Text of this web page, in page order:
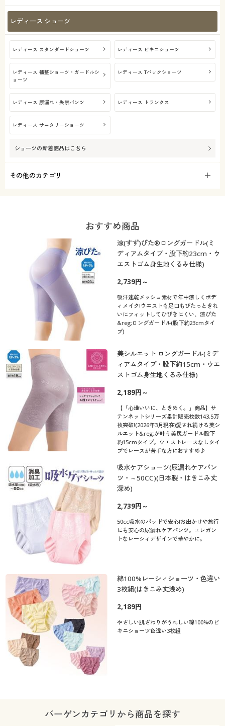
レディース ショーツ
レディース スタンダードショーツ レディース ビキニショーツ
レディース 補整ショーツ・ガードルシ
ョーツ
レディース Tバックショーツ
レディース 尿漏れ・失禁パンツ レディース トランクス
レディース サニタリーショーツ
ショーツの新着商品はこちら
その他のカテゴリ
おすすめ商品
涼(すず)ぴた®ロングガードル(ミ
ディアムタイプ・股下約23cm・ウ
エストゴム身生地くるみ仕様)
2,739円～
吸汗速乾メッシュ素材で年中涼しくボデ
ィメイク!ウエストも足口もぴたっときれ
いにフィットしてひびきにくい、涼ぴた
&reg;ロングガードル(股下約23cmタイ
プ)
美シルエット ロングガードル(ミデ
ィアムタイプ・股下約15cm・ウエ
ストゴム身生地くるみ仕様)
2,189円～
【「心地いいに、ときめく。」商品】サ
テンネットシリーズ累計販売枚数143.5万
枚突破!(2026年3月現在)愛され続ける美シ
ルエット&reg;が叶う美尻ガードル股下
約15cmタイプ。ウエストレースなしタイ
プでレースが苦手な方におすすめ♪
吸水ケアショーツ(尿漏れケアパン
ツ・～50CC)(日本製・はきこみ丈
深め)
2,739円～
50cc吸水のパッドで安心!お出かけや旅行
にも安心の尿漏れケアパンツ。エレガン
トなレーシィデザインで華やかに。
綿100%レーシィショーツ・色違い
3枚組(はきこみ丈浅め)
2,189円
やさしい肌ざわりがうれしい綿100%のビ
キニショーツ色違い3枚組
バーゲンカテゴリから商品を探す